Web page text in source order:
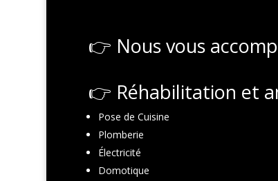
Nous vous
Réhabilitation et
Pose de Cuisine
Plomberie
Électricité
Domotique